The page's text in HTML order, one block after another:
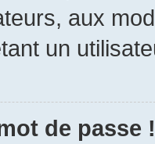
aux
un
de passe !